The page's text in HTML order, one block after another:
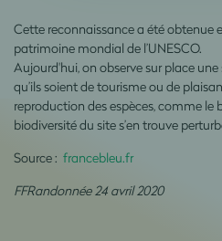
Cette reconnaissance a été obtenue
patrimoine mondial de l’UNESCO.
Aujourd'hui, on observe sur place
qu’ils soient de tourisme ou de
reproduction des espèces, comme le
biodiversité du site s’en trouve
Source : francebleu.fr
FFRandonnée 24 avril 2020